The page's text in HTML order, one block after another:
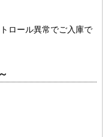
ロール異常でご入庫で